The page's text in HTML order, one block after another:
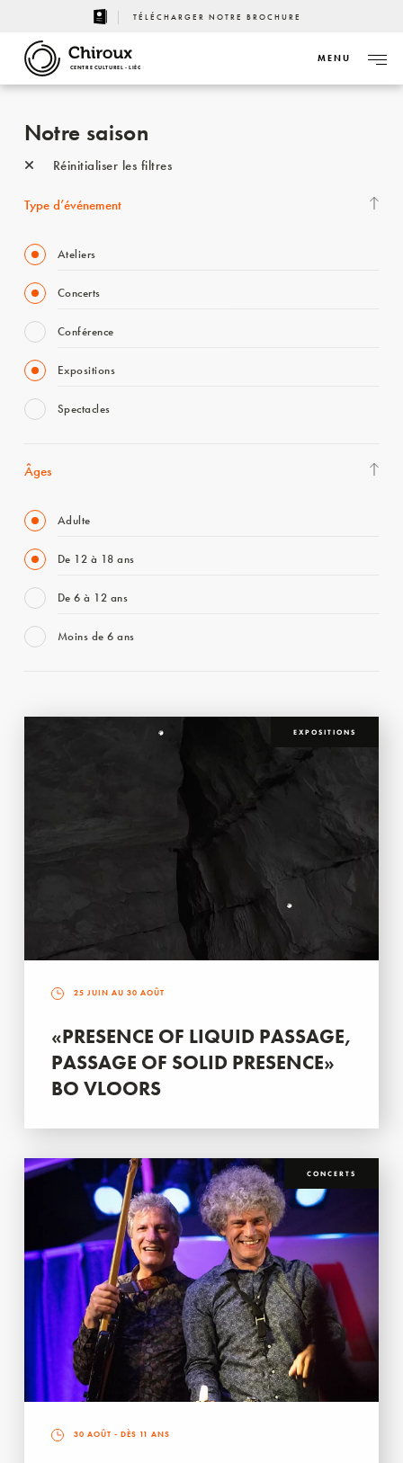
TÉLÉCHARGER NOTRE BROCHURE
CENTRE CULTUREL - LIÈGE
MENU
Notre saison
Réinitialiser les filtres
Type d’événement
Ateliers
Concerts
Conférence
Expositions
Spectacles
Âges
Adulte
De 12 à 18 ans
De 6 à 12 ans
Moins de 6 ans
EXPOSITIONS
25 JUIN AU 30 AOÛT
«PRESENCE OF LIQUID PASSAGE,
PASSAGE OF SOLID PRESENCE»
BO VLOORS
CONCERTS
30 AOÛT - DÈS 11 ANS